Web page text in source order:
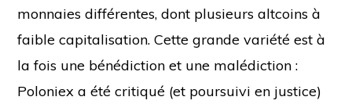
monnaies différentes, dont plusieurs altcoins à
faible capitalisation. Cette grande variété est à
la fois une bénédiction et une malédiction :
Poloniex a été critiqué (et poursuivi en justice)